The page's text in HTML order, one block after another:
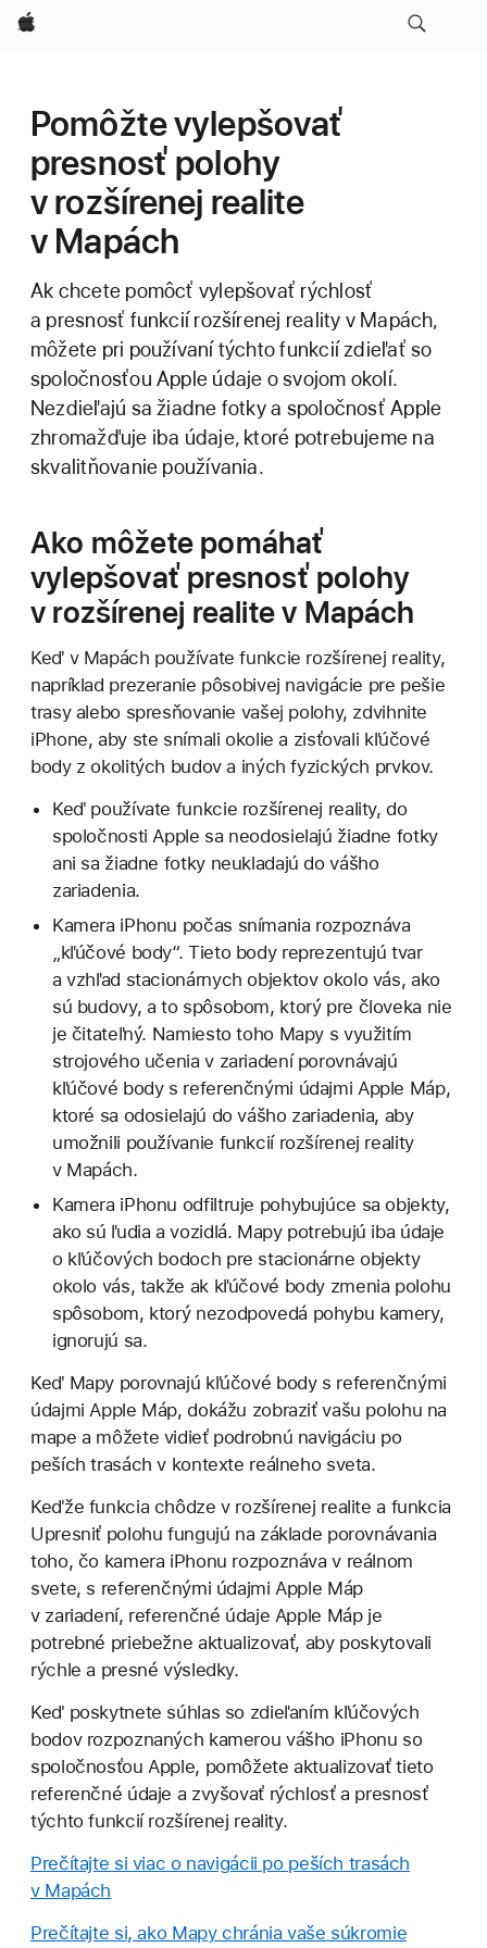
Apple
Pomôžte vylepšovať
presnosť polohy
v rozšírenej realite
v Mapách
Ak chcete pomôcť vylepšovať rýchlosť
a presnosť funkcií rozšírenej reality v Mapách,
môžete pri používaní týchto funkcií zdieľať so
spoločnosťou Apple údaje o svojom okolí.
Nezdieľajú sa žiadne fotky a spoločnosť Apple
zhromažďuje iba údaje, ktoré potrebujeme na
skvalitňovanie používania.
Ako môžete pomáhať
vylepšovať presnosť polohy
v rozšírenej realite v Mapách
Keď v Mapách používate funkcie rozšírenej reality,
napríklad prezeranie pôsobivej navigácie pre pešie
trasy alebo spresňovanie vašej polohy, zdvihnite
iPhone, aby ste snímali okolie a zisťovali kľúčové
body z okolitých budov a iných fyzických prvkov.
Keď používate funkcie rozšírenej reality, do
spoločnosti Apple sa neodosielajú žiadne fotky
ani sa žiadne fotky neukladajú do vášho
zariadenia.
Kamera iPhonu počas snímania rozpoznáva
„kľúčové body“. Tieto body reprezentujú tvar
a vzhľad stacionárnych objektov okolo vás, ako
sú budovy, a to spôsobom, ktorý pre človeka nie
je čitateľný. Namiesto toho Mapy s využitím
strojového učenia v zariadení porovnávajú
kľúčové body s referenčnými údajmi Apple Máp,
ktoré sa odosielajú do vášho zariadenia, aby
umožnili používanie funkcií rozšírenej reality
v Mapách.
Kamera iPhonu odfiltruje pohybujúce sa objekty,
ako sú ľudia a vozidlá. Mapy potrebujú iba údaje
o kľúčových bodoch pre stacionárne objekty
okolo vás, takže ak kľúčové body zmenia polohu
spôsobom, ktorý nezodpovedá pohybu kamery,
ignorujú sa.
Keď Mapy porovnajú kľúčové body s referenčnými
údajmi Apple Máp, dokážu zobraziť vašu polohu na
mape a môžete vidieť podrobnú navigáciu po
peších trasách v kontexte reálneho sveta.
Keďže funkcia chôdze v rozšírenej realite a funkcia
Upresniť polohu fungujú na základe porovnávania
toho, čo kamera iPhonu rozpoznáva v reálnom
svete, s referenčnými údajmi Apple Máp
v zariadení, referenčné údaje Apple Máp je
potrebné priebežne aktualizovať, aby poskytovali
rýchle a presné výsledky.
Keď poskytnete súhlas so zdieľaním kľúčových
bodov rozpoznaných kamerou vášho iPhonu so
spoločnosťou Apple, pomôžete aktualizovať tieto
referenčné údaje a zvyšovať rýchlosť a presnosť
týchto funkcií rozšírenej reality.
Prečítajte si viac o navigácii po peších trasách
v Mapách
Prečítajte si, ako Mapy chránia vaše súkromie